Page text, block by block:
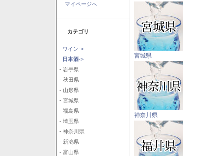
マイページへ
カテゴリ
ワイン->
日本酒->
- 岩手県
- 秋田県
- 山形県
- 宮城県
- 福島県
- 埼玉県
- 神奈川県
- 新潟県
- 富山県
宮城県
神奈川県